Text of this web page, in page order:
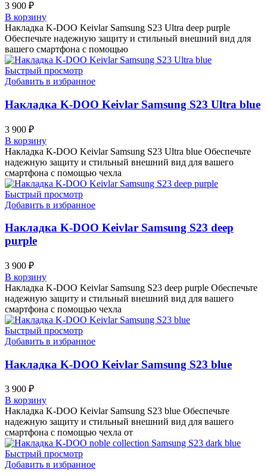
3 900 ₽
В корзину
Накладка K-DOO Keivlar Samsung S23 Ultra deep purple
Обеспечьте надежную защиту и стильный внешний вид для
вашего смартфона с помощью
Быстрый просмотр
Добавить в избранное
Накладка K-DOO Keivlar Samsung S23 Ultra blue
3 900 ₽
В корзину
Накладка K-DOO Keivlar Samsung S23 Ultra blue Обеспечьте
надежную защиту и стильный внешний вид для вашего
смартфона с помощью чехла
Быстрый просмотр
Добавить в избранное
Накладка K-DOO Keivlar Samsung S23 deep
purple
3 900 ₽
В корзину
Накладка K-DOO Keivlar Samsung S23 deep purple Обеспечьте
надежную защиту и стильный внешний вид для вашего
смартфона с помощью чехла
Быстрый просмотр
Добавить в избранное
Накладка K-DOO Keivlar Samsung S23 blue
3 900 ₽
В корзину
Накладка K-DOO Keivlar Samsung S23 blue Обеспечьте
надежную защиту и стильный внешний вид для вашего
смартфона с помощью чехла от
Быстрый просмотр
Добавить в избранное